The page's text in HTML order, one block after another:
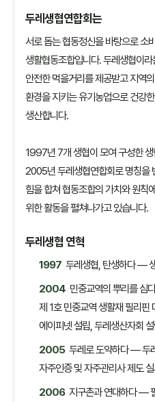
두레생협연합회는
서로 돕는 협동정신을 바탕으로 소
생활협동조합입니다. 두레생협이
안전한 먹을거리를 제공받고 지역
환경을 지키는 유기농업으로 건강
생산합니다.
1997년 7개 생협이 모여 구성한
2005년 두레생협연합회로 명칭을
힘을 합쳐 협동조합의 가치와 원칙
위한 활동을 펼쳐나가고 있습니다.
두레생협 연혁
1997 두레생협, 탄생하다 —
2004 민중교역의 뿌리를 심
제 1호 민중교역 생활재 필리핀
에이피넷 설립, 두레생산자회
2005 두레로 도약하다 — 두
자주인증 및 자주관리사 제도
2006 지구촌과 연대하다 —